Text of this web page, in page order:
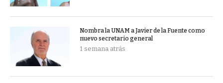
Nombra la UNAM a Javier de la Fuente como
nuevo secretario general
1 semana atrás